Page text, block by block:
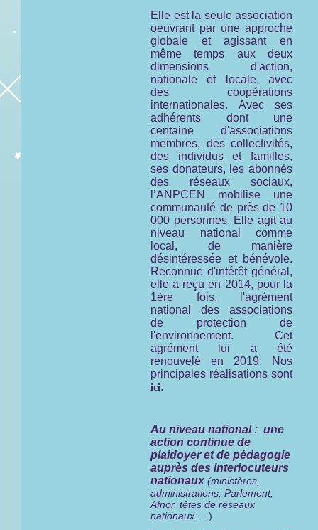
Elle est la seule association
oeuvrant par une approche
globale et agissant en
même temps aux deux
dimensions d'action,
nationale et locale, avec
des coopérations
internationales. Avec ses
adhérents dont une
centaine d'associations
membres, des collectivités,
des individus et familles,
ses donateurs, les abonnés
des réseaux sociaux,
l’ANPCEN mobilise une
communauté de près de 10
000 personnes. Elle agit au
niveau national comme
local, de manière
désintéressée et bénévole.
Reconnue d'intérêt général,
elle a reçu en 2014, pour la
1ère fois, l'agrément
national des associations
de protection de
l'environnement. Cet
agrément lui a été
renouvelé en 2019. Nos
principales réalisations sont
ici.
Au niveau national : une
action continue de
plaidoyer et de pédagogie
auprès des interlocuteurs
nationaux (ministères,
administrations, Parlement,
Afnor, têtes de réseaux
nationaux....
)